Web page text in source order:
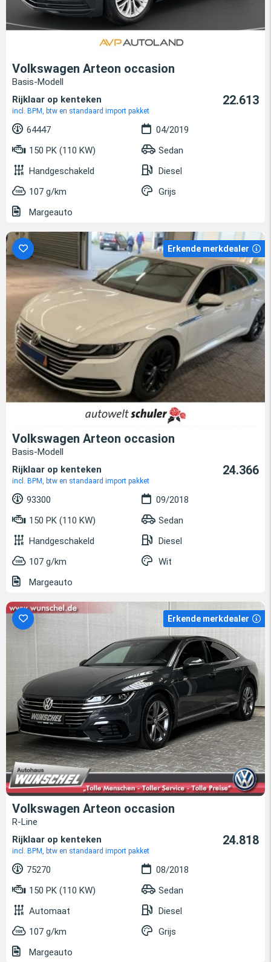
Volkswagen Arteon occasion
Basis-Modell
Rijklaar op kenteken
incl. BPM, btw en standaard import pakket
22.613
64447
04/2019
150 PK (110 KW)
Sedan
Handgeschakeld
Diesel
107 g/km
Grijs
Margeauto
Erkende merkdealer
Volkswagen Arteon occasion
Basis-Modell
Rijklaar op kenteken
incl. BPM, btw en standaard import pakket
24.366
93300
09/2018
150 PK (110 KW)
Sedan
Handgeschakeld
Diesel
107 g/km
Wit
Margeauto
Erkende merkdealer
Volkswagen Arteon occasion
R-Line
Rijklaar op kenteken
incl. BPM, btw en standaard import pakket
24.818
75270
08/2018
150 PK (110 KW)
Sedan
Automaat
Diesel
107 g/km
Grijs
Margeauto